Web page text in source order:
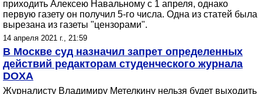
приходить Алексею Навальному с 1 апреля, однако
первую газету он получил 5-го числа. Одна из статей была
вырезана из газеты "цензорами".
14 апреля 2021 г., 21:59
В Москве суд назначил запрет определенных
действий редакторам студенческого журнала
DOXA
Журналисту Владимиру Метелкину нельзя будет выходить